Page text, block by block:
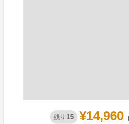
残り 15 ¥14,960